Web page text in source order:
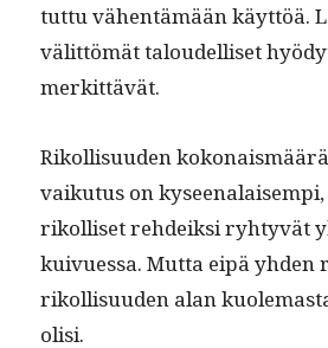
tut­tu vähen­tämään käyt­töä.
välit­tömät taloudel­liset
merkittävät.
Rikol­lisu­u­den
vaiku­tus on
rikol­liset rehdeik­si ryhtyvät
kuiv­ues­sa. Mut­ta eipä
rikol­lisu­u­den alan
olisi.